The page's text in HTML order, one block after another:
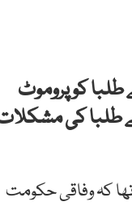
کو پروموٹ
طلبا کی
کہ وفاقی حکومت